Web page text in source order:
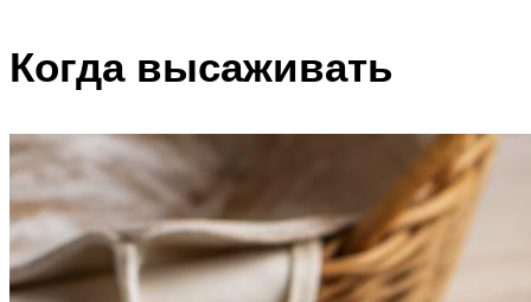
Когда высаживать